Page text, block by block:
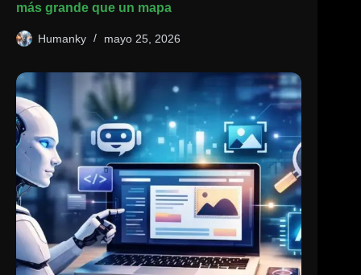
más grande que un mapa
Humanky mayo 25, 2026